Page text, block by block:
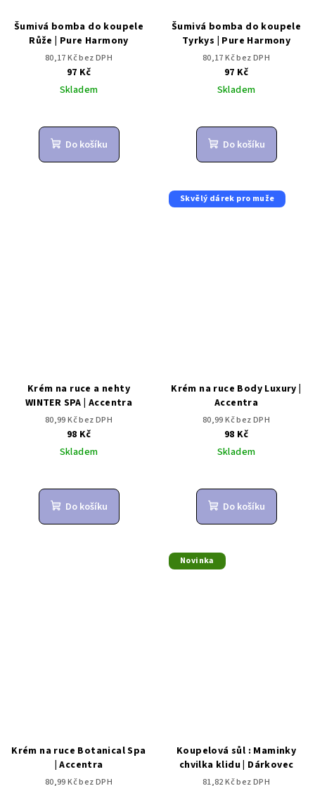
Šumivá bomba do koupele
Růže | Pure Harmony
80,17 Kč bez DPH
97 Kč
Skladem
Do košíku
Šumivá bomba do koupele
Tyrkys | Pure Harmony
80,17 Kč bez DPH
97 Kč
Skladem
Do košíku
Krém na ruce a nehty
WINTER SPA | Accentra
80,99 Kč bez DPH
98 Kč
Skladem
Do košíku
Skvělý dárek pro muže
Krém na ruce Body Luxury |
Accentra
80,99 Kč bez DPH
98 Kč
Skladem
Do košíku
Krém na ruce Botanical Spa
| Accentra
80,99 Kč bez DPH
Novinka
Koupelová sůl : Maminky
chvilka klidu | Dárkovec
81,82 Kč bez DPH